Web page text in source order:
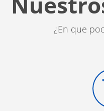
¿En que